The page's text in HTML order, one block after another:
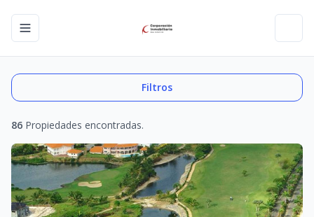
Toggle navigation menu
Filtros
86 Propiedades encontradas.